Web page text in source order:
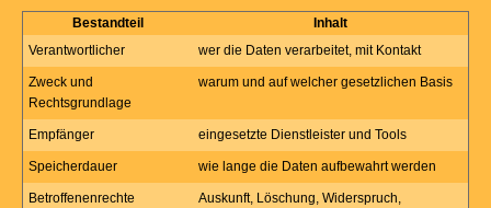
Bestandteil
Inhalt
Verantwortlicher
wer die Daten verarbeitet, mit Kontakt
Zweck und
Rechtsgrundlage
warum und auf welcher gesetzlichen Basis
Empfänger eingesetzte Dienstleister und Tools
Speicherdauer wie lange die Daten aufbewahrt werden
Betroffenenrechte
Auskunft, Löschung, Widerspruch,